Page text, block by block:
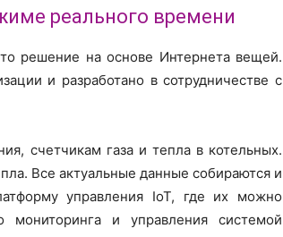
реального времени
решение на основе Интернета вещей.
и разработано в сотрудничестве с
счетчикам газа и тепла в котельных.
Все актуальные данные собираются и
управления IoT, где их можно
мониторинга и управления системой